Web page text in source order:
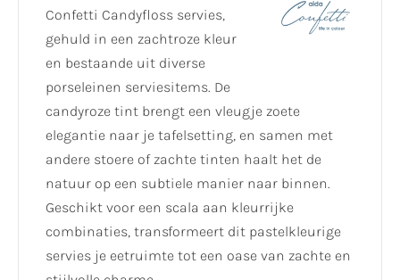
Confetti Candyfloss servies,
gehuld in een zachtroze kleur
en bestaande uit diverse
porseleinen serviesitems. De
candyroze tint brengt een vleugje zoete
elegantie naar je tafelsetting, en samen met
andere stoere of zachte tinten haalt het de
natuur op een subtiele manier naar binnen.
Geschikt voor een scala aan kleurrijke
combinaties, transformeert dit pastelkleurige
servies je eetruimte tot een oase van zachte en